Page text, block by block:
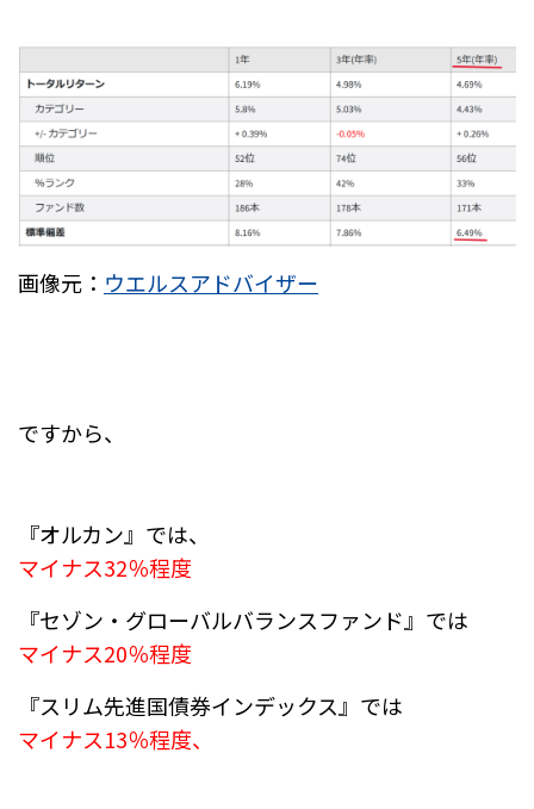
画像元： ウエルスアドバイザー
ですから、
『オルカン』では、
マイナス32％程度
『セゾン・グローバルバランスファンド』では
マイナス20％程度
『スリム先進国債券インデックス』では
マイナス13％程度、